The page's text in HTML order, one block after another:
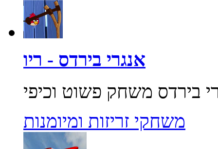
אנגרי בירדס - ריו
משחקי זריזות ומיומנות